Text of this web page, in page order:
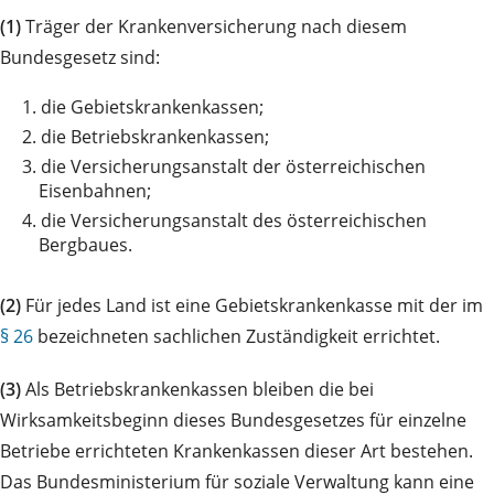
(1)Träger der Krankenversicherung nach diesem
Bundesgesetz sind:
1. die Gebietskrankenkassen;
2. die Betriebskrankenkassen;
3. die Versicherungsanstalt der österreichischen
Eisenbahnen;
4. die Versicherungsanstalt des österreichischen
Bergbaues.
(2) Für jedes Land ist eine Gebietskrankenkasse mit der im
§ 26 bezeichneten sachlichen Zuständigkeit errichtet.
(3)Als Betriebskrankenkassen bleiben die bei
Wirksamkeitsbeginn dieses Bundesgesetzes für einzelne
Betriebe errichteten Krankenkassen dieser Art bestehen.
Das Bundesministerium für soziale Verwaltung kann eine